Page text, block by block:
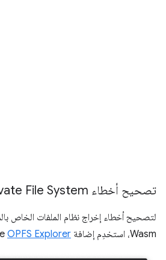
تصحيح أخطاء Origin Private File System
Wasm، استخدِم إضافة Chrome
OPFS Explorer